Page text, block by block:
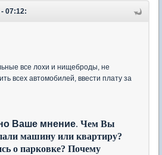
07:12:
все лохи и нищеброды, не
всех автомобилей, ввести плату за
Ваше мнение. Чем Вы
машину или квартиру?
о парковке? Почему